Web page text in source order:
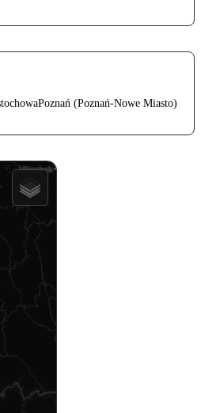
Poznań (Poznań-Nowe Miasto)